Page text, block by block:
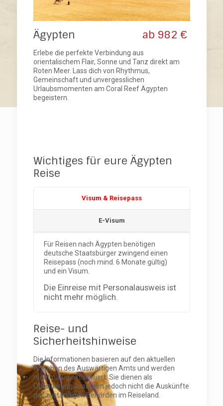
Ägypten ab 982 €
Erlebe die perfekte Verbindung aus
orientalischem Flair, Sonne und Tanz direkt am
Roten Meer. Lass dich von Rhythmus,
Gemeinschaft und unvergesslichen
Urlaubsmomenten am Coral Reef Ägypten
begeistern.
Wichtiges für eure Ägypten
Reise
Visum & Reisepass
E-Visum
Für Reisen nach Ägypten benötigen
deutsche Staatsbürger zwingend einen
Reisepass (noch mind. 6 Monate gültig)
und ein Visum.
Die Einreise mit Personalausweis ist
nicht mehr möglich.
Reise- und
Sicherheitshinweise
Die Informationen basieren auf den aktuellen
Angaben des Auswärtigen Amts und werden
regelmäßig aktualisiert. Sie dienen als
Orientierung, ersetzen jedoch nicht die Auskünfte
der zuständigen Behörden im Reiseland.